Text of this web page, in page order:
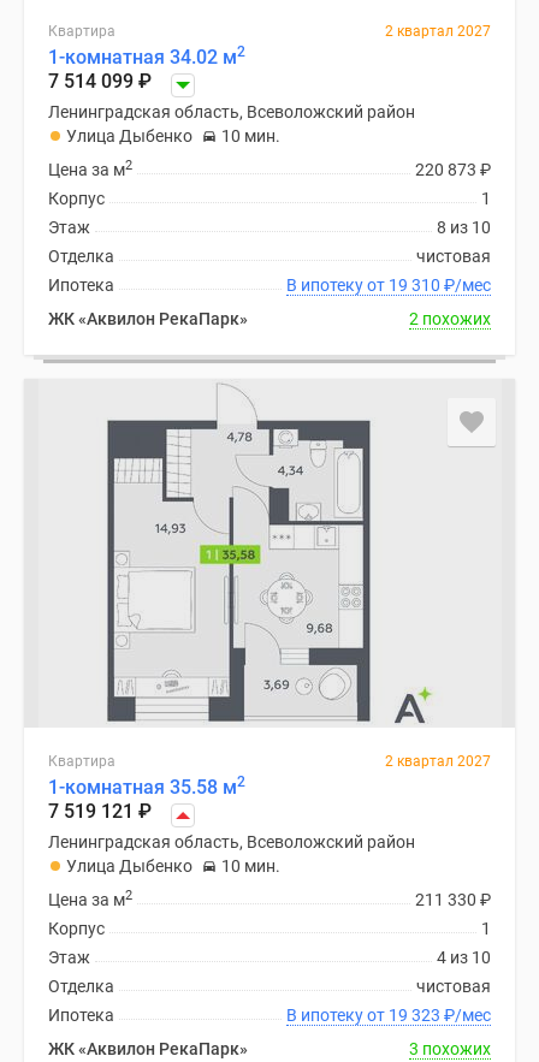
Квартира 2 квартал 2027
1-комнатная 34.02 м2
7 514 099 ₽
Ленинградская область, Всеволожский район
Улица Дыбенко
10 мин.
220 873 ₽
Цена за м2
1
Корпус
8 из 10
Этаж
чистовая
Отделка
В ипотеку от 19 310 ₽/мес
Ипотека
ЖК «Аквилон РекаПарк»
2 похожих
Квартира 2 квартал 2027
1-комнатная 35.58 м2
7 519 121 ₽
Ленинградская область, Всеволожский район
Улица Дыбенко
10 мин.
211 330 ₽
Цена за м2
1
Корпус
4 из 10
Этаж
чистовая
Отделка
В ипотеку от 19 323 ₽/мес
Ипотека
ЖК «Аквилон РекаПарк»
3 похожих